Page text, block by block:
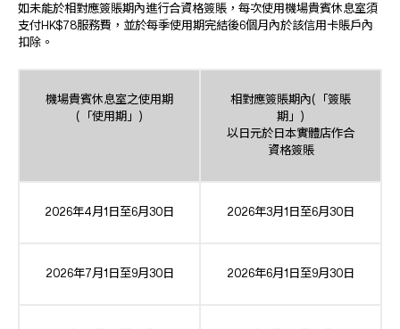
如未能於相對應簽賬期內進行合資格簽賬，每次使用機場貴賓休息室須
支付HK$78服務費，並於每季使用期完結後6個月內於該信用卡賬戶內
扣除。
機場貴賓休息室之使用期
(「使用期」)
相對應簽賬期內(「簽賬
期」)
以日元於日本實體店作合
資格簽賬
2026年4月1日至6月30日 2026年3月1日至6月30日
2026年7月1日至9月30日 2026年6月1日至9月30日